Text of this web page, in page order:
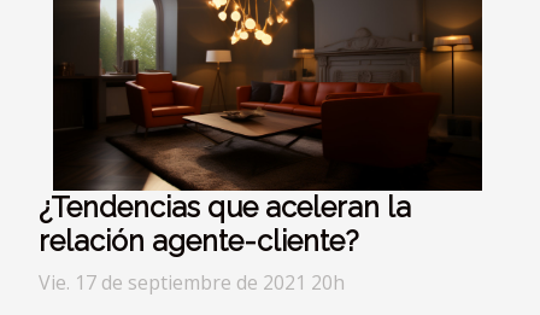
¿Tendencias que aceleran la
relación agente-cliente?
Vie. 17 de septiembre de 2021 20h